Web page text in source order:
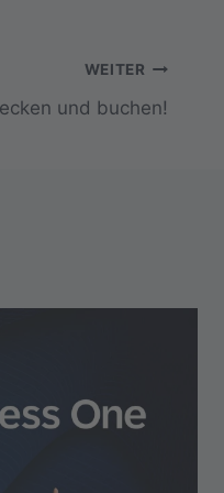
WEITER
und buchen!